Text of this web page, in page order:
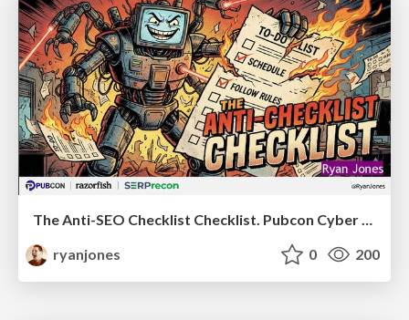
The Anti-SEO Checklist Checklist. Pubcon Cyber Week
ryanjones
0 200